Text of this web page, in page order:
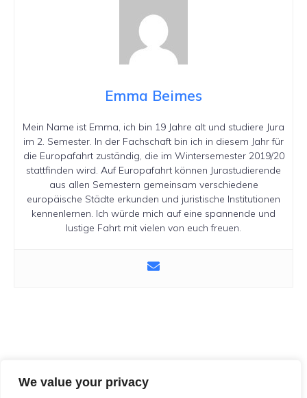
We value your privacy
Emma Beimes
Mein Name ist Emma, ich bin 19 Jahre alt und studiere Jura
im 2. Semester. In der Fachschaft bin ich in diesem Jahr für
die Europafahrt zuständig, die im Wintersemester 2019/20
stattfinden wird. Auf Europafahrt können Jurastudierende
aus allen Semestern gemeinsam verschiedene
europäische Städte erkunden und juristische Institutionen
kennenlernen. Ich würde mich auf eine spannende und
lustige Fahrt mit vielen von euch freuen.
e. V.